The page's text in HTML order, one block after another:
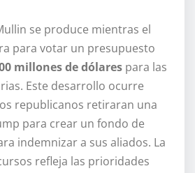
se produce mientras el
para votar un presupuesto
millones de dólares para las
Este desarrollo ocurre
republicanos retiraran una
para crear un fondo de
indemnizar a sus aliados. La
refleja las prioridades